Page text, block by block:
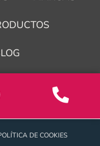
DE COOKIES